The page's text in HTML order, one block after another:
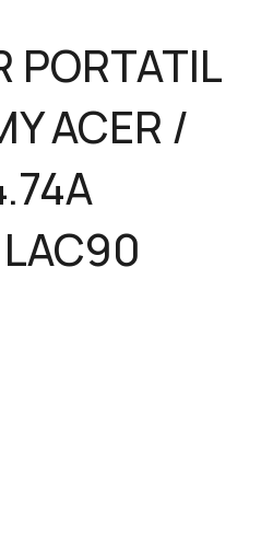
PORTATIL
ACER /